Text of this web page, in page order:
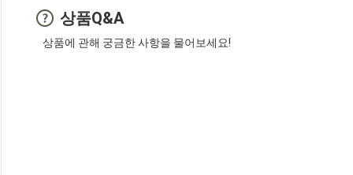
상품Q&A
상품에 관해 궁금한 사항을 물어보세요!